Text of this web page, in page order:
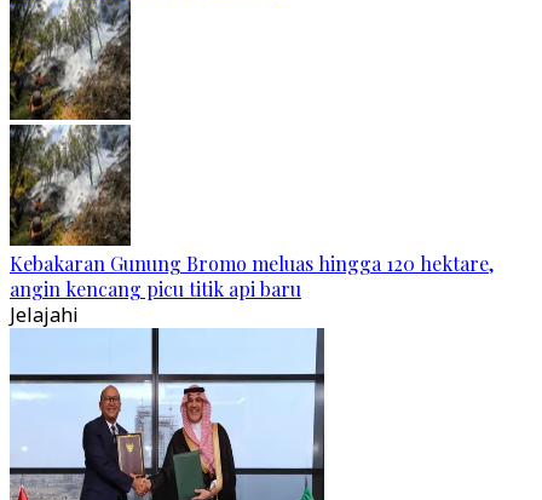
Kebakaran Gunung Bromo meluas hingga 120 hektare,
angin kencang picu titik api baru
Jelajahi